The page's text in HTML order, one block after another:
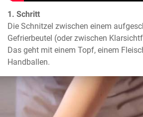
1. Schritt
Die Schnitzel zwischen einem
Gefrierbeutel (oder zwischen
Das geht mit einem Topf, einem
Handballen.